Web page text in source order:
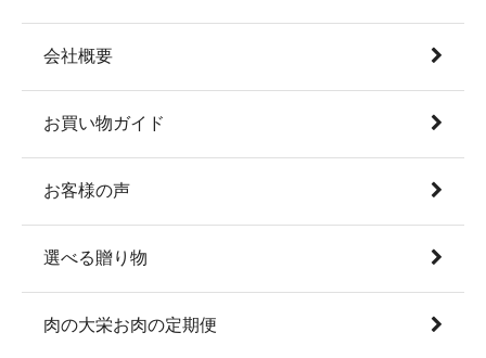
会社概要
お買い物ガイド
お客様の声
選べる贈り物
肉の大栄お肉の定期便